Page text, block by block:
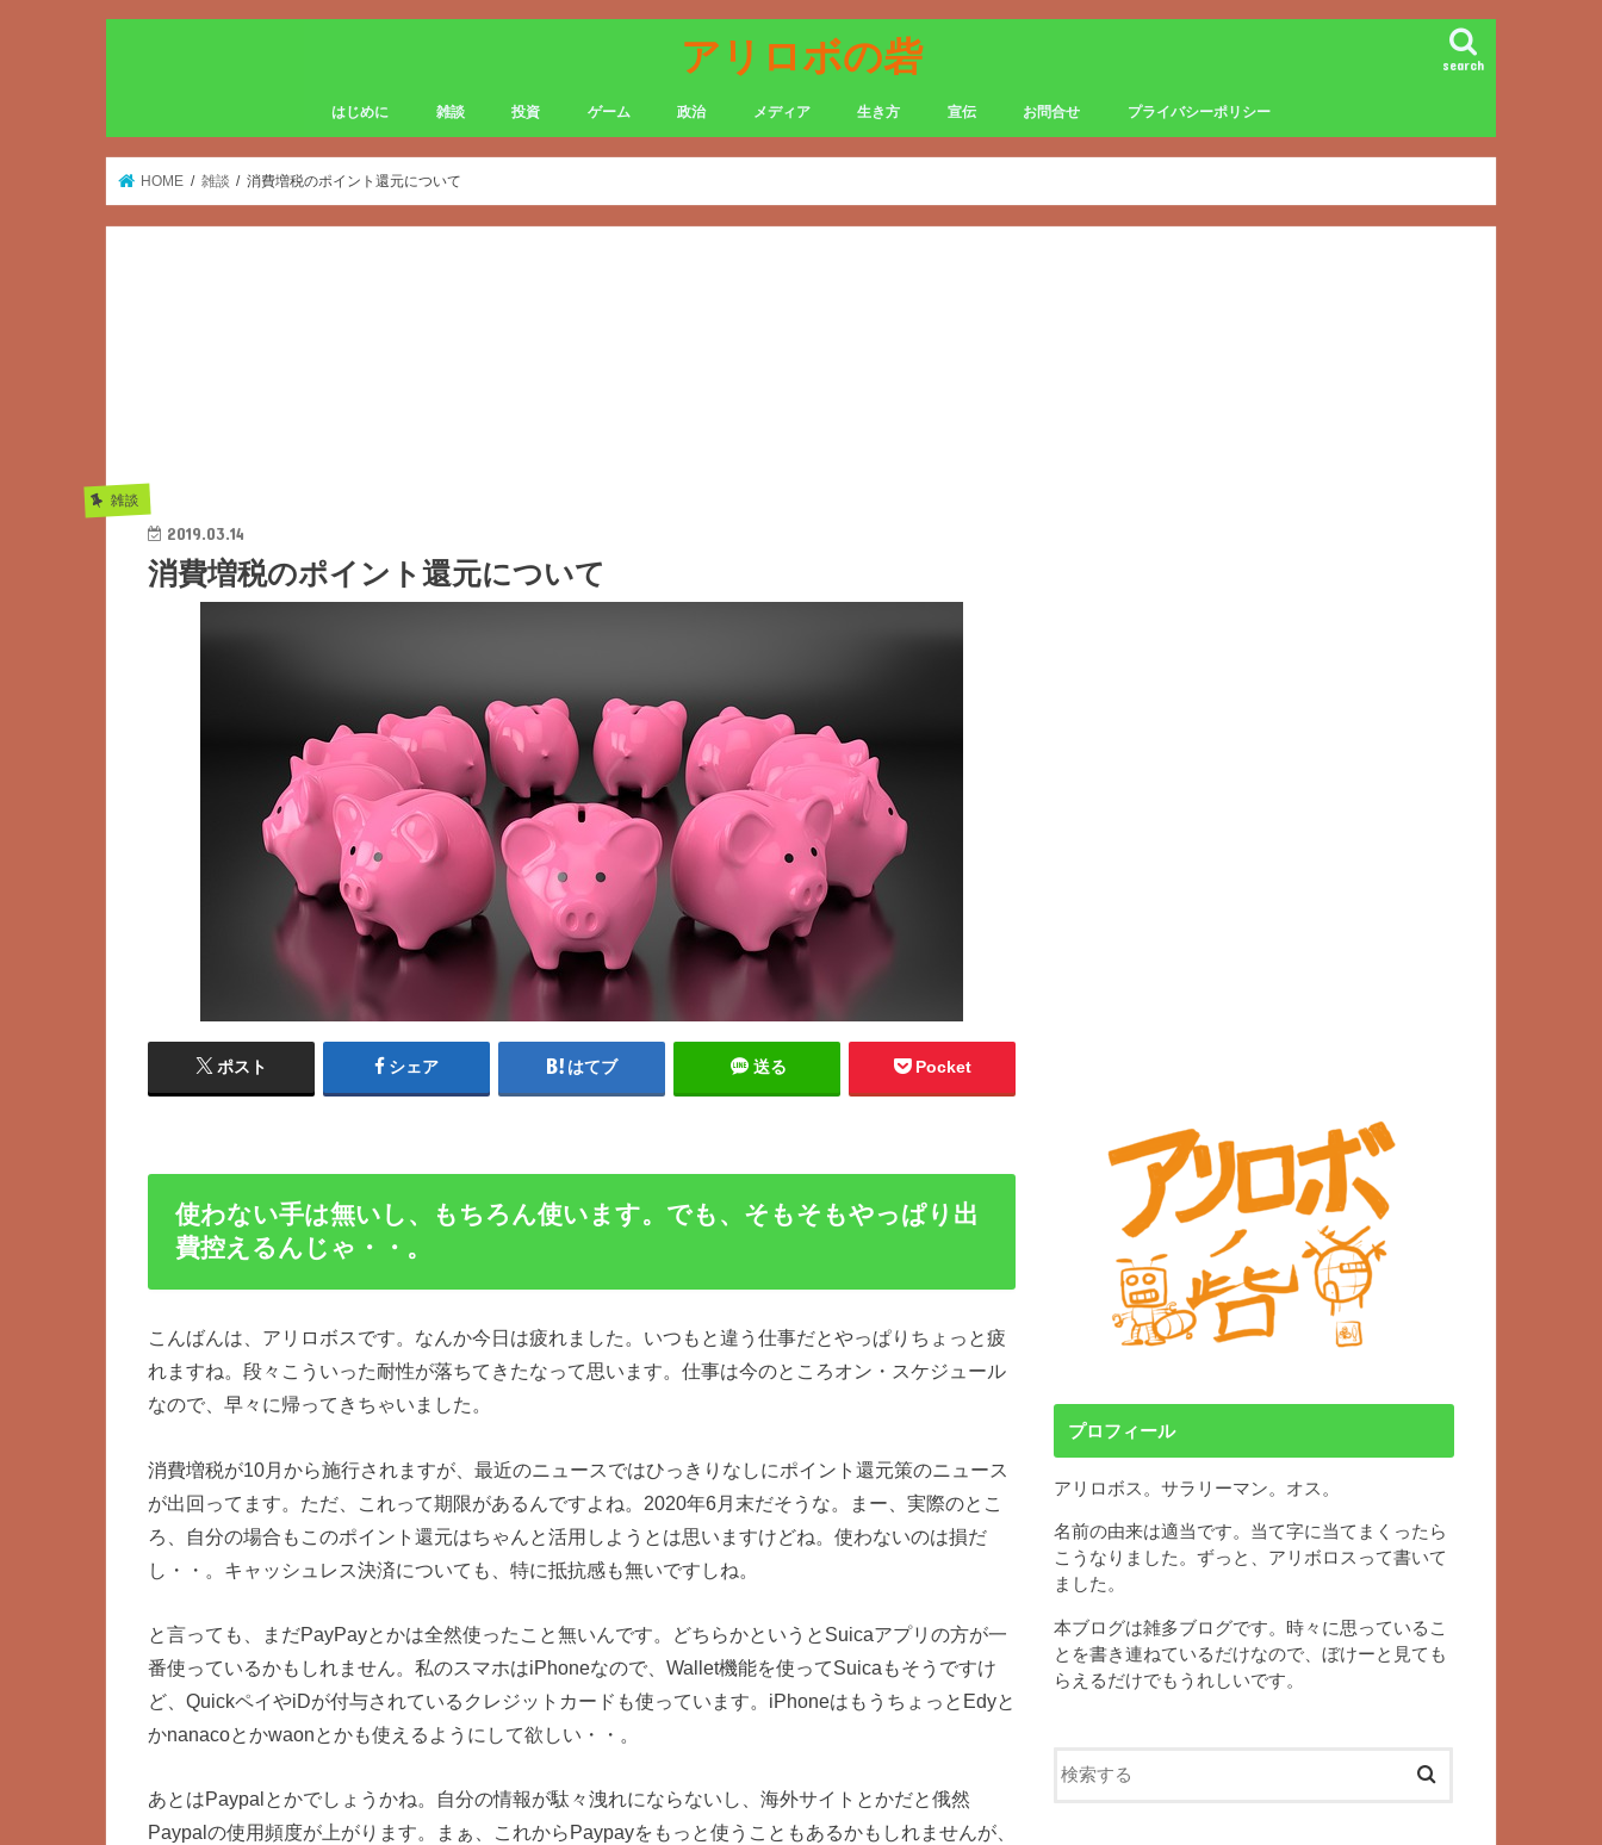
アリロボの砦 search
はじめに 雑談 投資 ゲーム 政治 メディア 生き方 宣伝 お問合せ プライバシーポリシー
HOME 雑談 消費増税のポイント還元について
雑談
2019.03.14
消費増税のポイント還元について
ポスト シェア はてブ 送る Pocket
使わない手は無いし、もちろん使います。でも、そもそもやっぱり出
費控えるんじゃ・・。
こんばんは、アリロボスです。なんか今日は疲れました。いつもと違う仕事だとやっぱりちょっと疲
れますね。段々こういった耐性が落ちてきたなって思います。仕事は今のところオン・スケジュール
なので、早々に帰ってきちゃいました。
消費増税が10月から施行されますが、最近のニュースではひっきりなしにポイント還元策のニュース
が出回ってます。ただ、これって期限があるんですよね。2020年6月末だそうな。まー、実際のとこ
ろ、自分の場合もこのポイント還元はちゃんと活用しようとは思いますけどね。使わないのは損だ
し・・。キャッシュレス決済についても、特に抵抗感も無いですしね。
と言っても、まだPayPayとかは全然使ったこと無いんです。どちらかというとSuicaアプリの方が一
番使っているかもしれません。私のスマホはiPhoneなので、Wallet機能を使ってSuicaもそうですけ
ど、QuickペイやiDが付与されているクレジットカードも使っています。iPhoneはもうちょっとEdyと
かnanacoとかwaonとかも使えるようにして欲しい・・。
あとはPaypalとかでしょうかね。自分の情報が駄々洩れにならないし、海外サイトとかだと俄然
Paypalの使用頻度が上がります。まぁ、これからPaypayをもっと使うこともあるかもしれませんが、
プロフィール
アリロボス。サラリーマン。オス。
名前の由来は適当です。当て字に当てまくったら
こうなりました。ずっと、アリボロスって書いて
ました。
本ブログは雑多ブログです。時々に思っているこ
とを書き連ねているだけなので、ぼけーと見ても
らえるだけでもうれしいです。